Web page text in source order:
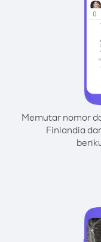
Memutar nomor
Finlandia